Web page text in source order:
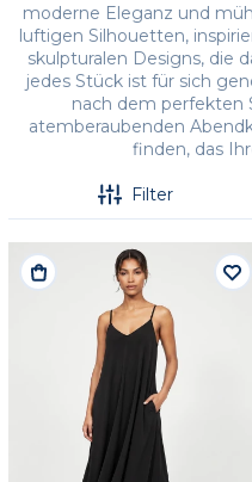
moderne Eleganz und
luftigen Silhouetten,
skulpturalen Designs, die
jedes Stück ist für sich
nach dem perfekten
atemberaubenden
finden, das
Filter